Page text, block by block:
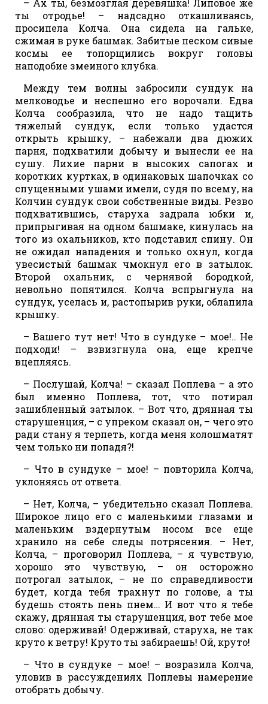
ты отродье! – надсадно откашливаясь,
просипела Колча. Она сидела на гальке,
сжимая в руке башмак. Забитые песком сивые
космы ее топорщились вокруг головы
наподобие змеиного клубка.
Между тем волны забросили сундук на
мелководье и неспешно его ворочали. Едва
Колча сообразила, что не надо тащить
тяжелый сундук, если только удастся
открыть крышку, – набежали два дюжих
парня, подхватили добычу и вынесли ее на
сушу. Лихие парни в высоких сапогах и
коротких куртках, в одинаковых шапочках со
спущенными ушами имели, судя по всему, на
Колчин сундук свои собственные виды. Резво
подхватившись, старуха задрала юбки и,
припрыгивая на одном башмаке, кинулась на
того из охальников, кто подставил спину. Он
не ожидал нападения и только охнул, когда
увесистый башмак чмокнул его в затылок.
Второй охальник, с чернявой бородкой,
невольно попятился. Колча вспрыгнула на
сундук, уселась и, растопырив руки, облапила
крышку.
– Вашего тут нет! Что в сундуке – мое!.. Не
подходи! – взвизгнула она, еще крепче
вцепляясь.
– Послушай, Колча! – сказал Поплева – а это
был именно Поплева, тот, что потирал
зашибленный затылок. – Вот что, дрянная ты
старушенция, – с упреком сказал он, – чего это
ради стану я терпеть, когда меня колошматят
чем только ни попадя?!
– Что в сундуке – мое! – повторила Колча,
уклоняясь от ответа.
– Нет, Колча, – убедительно сказал Поплева.
Широкое лицо его с маленькими глазами и
маленьким вздернутым носом все еще
хранило на себе следы потрясения. – Нет,
Колча, – проговорил Поплева, – я чувствую,
хорошо это чувствую, – он осторожно
потрогал затылок, – не по справедливости
будет, когда тебя трахнут по голове, а ты
будешь стоять пень пнем… И вот что я тебе
скажу, дрянная ты старушенция, вот тебе мое
слово: одерживай! Одерживай, старуха, не так
круто к ветру! Круто ты забираешь! Ой, круто!
– Что в сундуке – мое! – возразила Колча,
уловив в рассуждениях Поплевы намерение
отобрать добычу.